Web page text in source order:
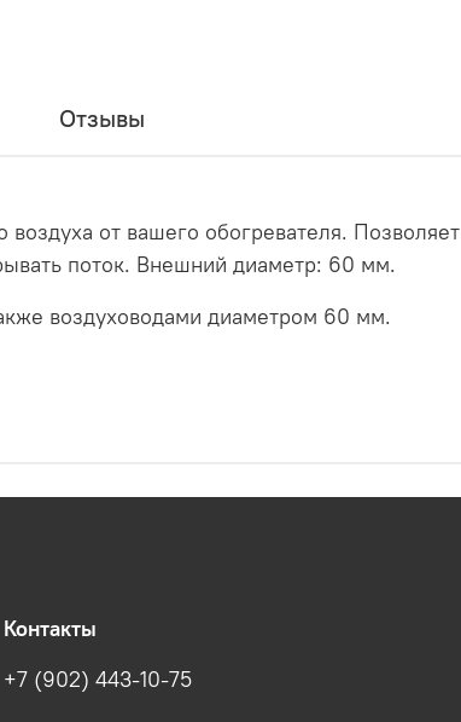
Отзывы
от вашего обогревателя. Позволяет
поток. Внешний диаметр: 60 мм.
воздуховодами диаметром 60 мм.
Контакты
+7 (902) 443-10-75